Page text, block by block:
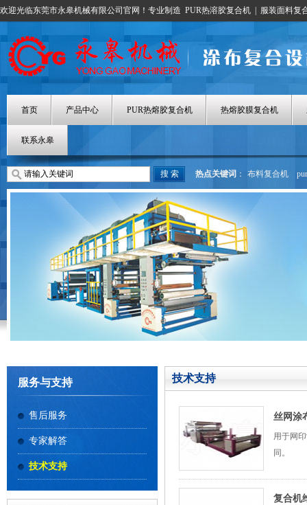
欢迎光临东莞市永皋机械有限公司官网！专业制造 PUR热溶胶复合机 服装面料复
首页 产品中心 PUR热熔胶复合机 热熔胶膜复合机
联系永皋
热点关键词 ： 布料复合机
热熔胶涂布机
热熔胶膜复合
服务与支持
售后服务
专家解答
技术支持
技术支持
丝网涂
用于网
同。
复合机